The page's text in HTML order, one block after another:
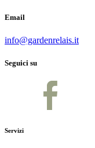
Email
info@gardenrelais.it
Seguici su
Servizi